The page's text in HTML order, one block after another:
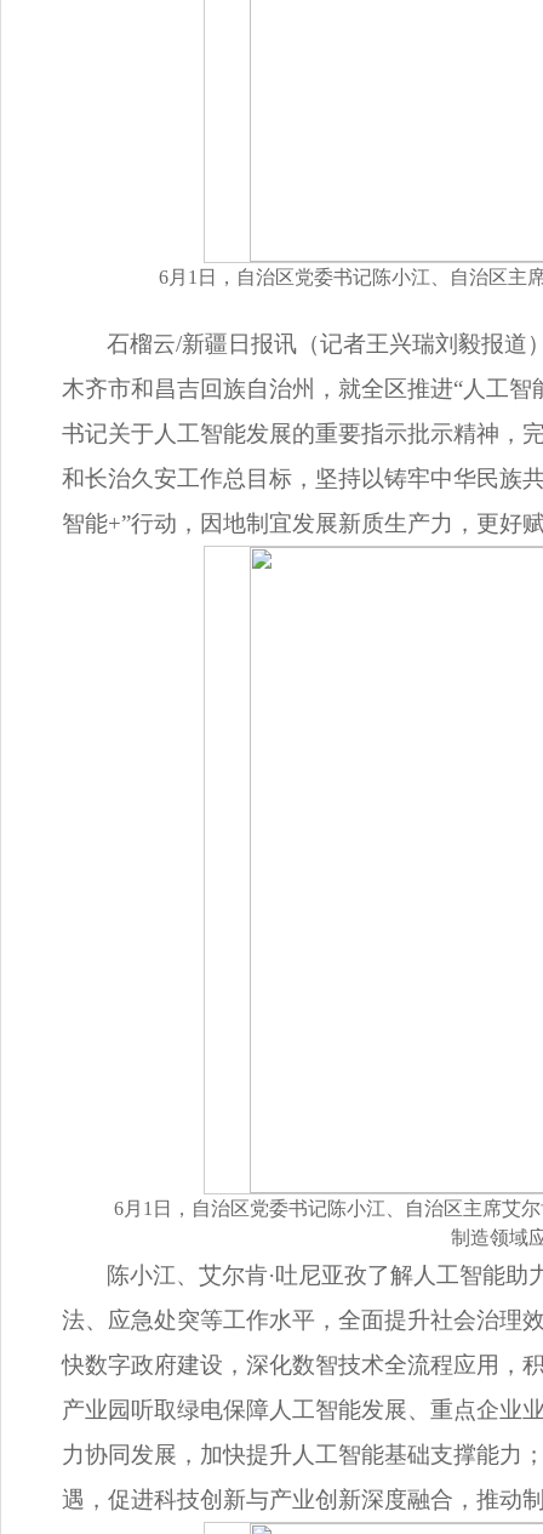
6月1日，自治区党委书记陈小江、自治区主
石榴云/新疆日报讯（记者王兴瑞刘毅报道
木齐市和昌吉回族自治州，就全区推进“人工
书记关于人工智能发展的重要指示批示精神，
和长治久安工作总目标，坚持以铸牢中华民族
智能+”行动，因地制宜发展新质生产力，更好
6月1日，自治区党委书记陈小江、自治区主席艾
制造领域
陈小江、艾尔肯·吐尼亚孜了解人工智能
法、应急处突等工作水平，全面提升社会治理
快数字政府建设，深化数智技术全流程应用，
产业园听取绿电保障人工智能发展、重点企业
力协同发展，加快提升人工智能基础支撑能力
遇，促进科技创新与产业创新深度融合，推动